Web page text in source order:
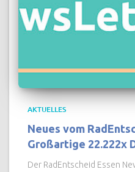
AKTUELLES
Neues vom
Großartige 22.222x
Der RadEntscheid Essen